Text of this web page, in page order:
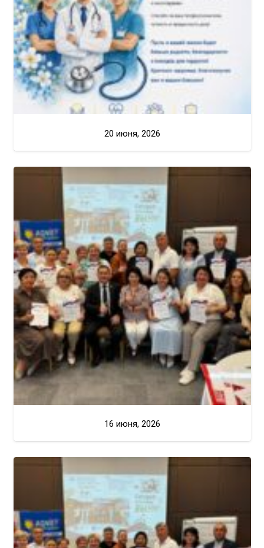
20 июня, 2026
16 июня, 2026